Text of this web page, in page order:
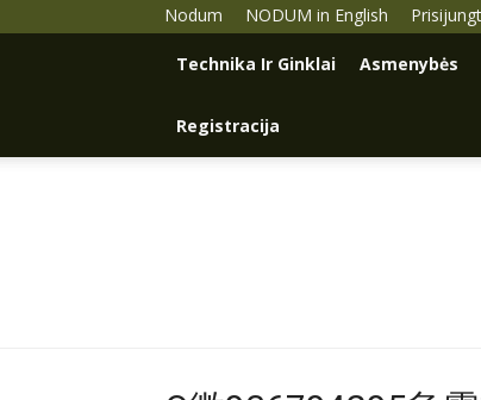
Nodum NODUM in English
Technika Ir Ginklai Asmenybės
Registracija